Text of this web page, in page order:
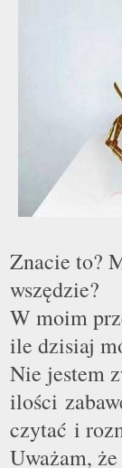
Znacie to?
wszędzie?
W moim
ile dzisiaj
Nie jestem
ilości
czytać i
Uważam,